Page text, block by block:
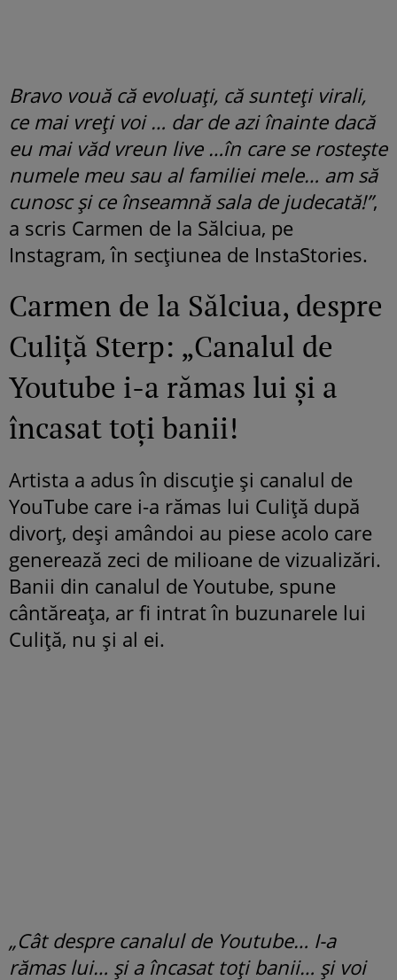
Bravo vouă că evoluați, că sunteți virali,
ce mai vreți voi … dar de azi înainte dacă
eu mai văd vreun live …în care se rostește
numele meu sau al familiei mele… am să
cunosc și ce înseamnă sala de judecată!”,
a scris Carmen de la Sălciua, pe
Instagram, în secțiunea de InstaStories.
Carmen de la Sălciua, despre
Culiță Sterp: „Canalul de
Youtube i-a rămas lui și a
încasat toți banii!
Artista a adus în discuție și canalul de
YouTube care i-a rămas lui Culiță după
divorț, deși amândoi au piese acolo care
generează zeci de milioane de vizualizări.
Banii din canalul de Youtube, spune
cântăreața, ar fi intrat în buzunarele lui
Culiță, nu și al ei.
„Cât despre canalul de Youtube… I-a
rămas lui… și a încasat toți banii… și voi